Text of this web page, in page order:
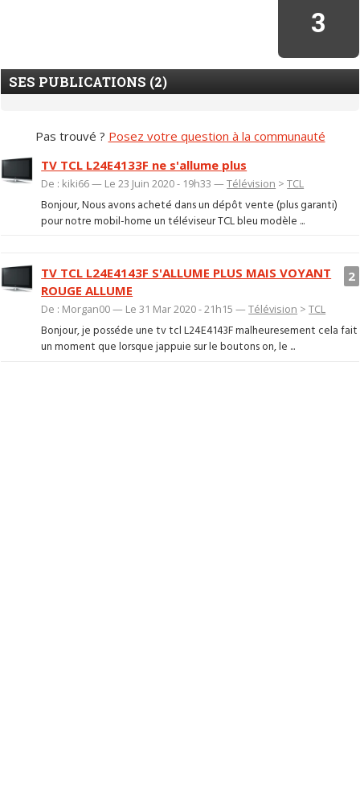
3
SES PUBLICATIONS (2)
Pas trouvé ? Posez votre question à la communauté
TV TCL L24E4133F ne s'allume plus
De : kiki66 — Le 23 Juin 2020 - 19h33 —Télévision >TCL
Bonjour, Nous avons acheté dans un dépôt vente (plus garanti)
pour notre mobil-home un téléviseur TCL bleu modèle ...
2
TV TCL L24E4143F S'ALLUME PLUS MAIS VOYANT
ROUGE ALLUME
De : Morgan00 — Le 31 Mar 2020 - 21h15 —Télévision >TCL
Bonjour, je posséde une tv tcl L24E4143F malheuresement cela fait
un moment que lorsque jappuie sur le boutons on, le ...